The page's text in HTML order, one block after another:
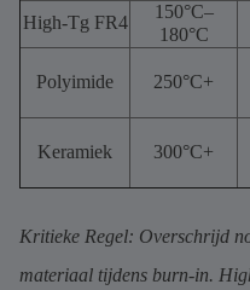
High-Tg FR4
150°C–
180°C
Polyimide 250°C+
Keramiek 300°C+
Kritieke Regel: Overschrijd
materiaal tijdens burn-in.